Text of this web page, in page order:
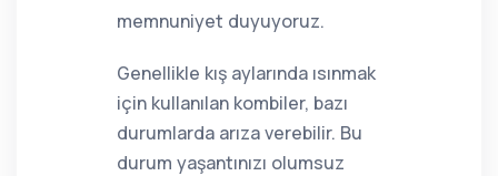
memnuniyet duyuyoruz.
Genellikle kış aylarında ısınmak
için kullanılan kombiler, bazı
durumlarda arıza verebilir. Bu
durum yaşantınızı olumsuz